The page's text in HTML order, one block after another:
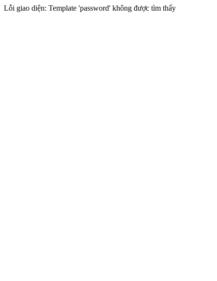
Lỗi giao diện: Template 'password' không được tìm thấy